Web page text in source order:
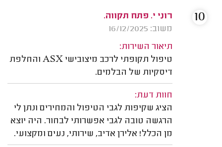
רוני י. פתח תקווה.
משוב: 16/12/2025
תיאור השירות:
טיפול תקופתי לרכב מיצובישי ASX והחלפת
דיסקיות של הבלמים.
חוות דעת:
הציג שקיפות לגבי הטיפול והמחירים ונתן לי
הרגשה טובה לגבי אפשרותי לבחור. היה יוצא
מן הכלל! אלירן אדיב, שירותי, נעים ומקצועי.
10